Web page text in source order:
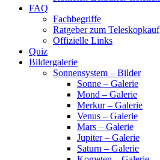
FAQ
Fachbegriffe
Ratgeber zum Teleskopkauf
Offizielle Links
Quiz
Bildergalerie
Sonnensystem – Bilder
Sonne – Galerie
Mond – Galerie
Merkur – Galerie
Venus – Galerie
Mars – Galerie
Jupiter – Galerie
Saturn – Galerie